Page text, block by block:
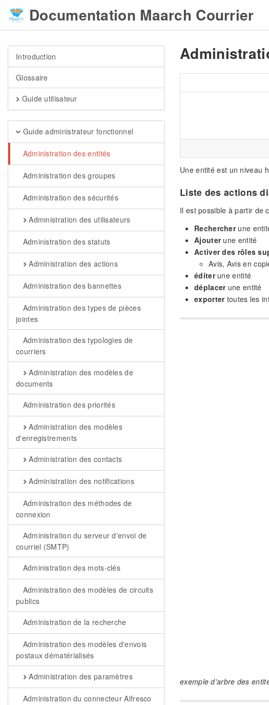
Documentation Maarch Courrier
Introduction
Glossaire
Guide utilisateur
Guide administrateur fonctionnel
Administration des entités
Administration des groupes
Administration des sécurités
Administration des utilisateurs
Administration des statuts
Administration des actions
Administration des bannettes
Administration des types de pièces
jointes
Administration des typologies de
courriers
Administration des modèles de
documents
Administration des priorités
Administration des modèles
d'enregistrements
Administration des contacts
Administration des notifications
Administration des méthodes de
connexion
Administration du serveur d'envoi de
courriel (SMTP)
Administration des mots-clés
Administration des modèles de circuits
publics
Administration de la recherche
Administration des modèles d'envois
postaux dématérialisés
Administration des paramètres
Administration du connecteur Alfresco
Une entité est un niveau
Liste des actions
Il est possible à partir de
Rechercherune
Ajouterune entité
Activer des rôles
Avis, Avis en
éditerune entité
déplacerune entité
exportertoutes les
exemple d'arbre des